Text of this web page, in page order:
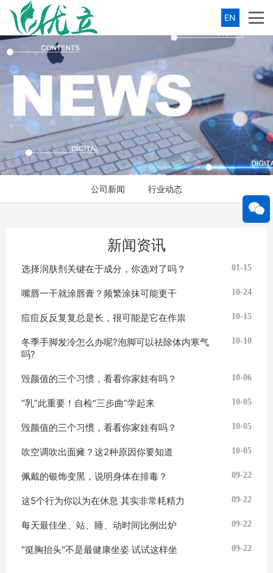
EN
公司新闻 行业动态
新闻资讯
选择润肤剂关键在于成分，你选对了吗？ 01-15
嘴唇一干就涂唇膏？频繁涂抹可能更干 10-24
痘痘反反复复总是长，很可能是它在作祟 10-15
冬季手脚发冷怎么办呢?泡脚可以祛除体内寒气
吗?
10-10
毁颜值的三个习惯，看看你家娃有吗？ 10-06
“乳”此重要！自检“三步曲”学起来 10-05
毁颜值的三个习惯，看看你家娃有吗？ 10-05
吹空调吹出面瘫？这2种原因你要知道 10-05
佩戴的银饰变黑，说明身体在排毒？ 09-22
这5个行为你以为在休息 其实非常耗精力 09-22
每天最佳坐、站、睡、动时间比例出炉 09-22
"挺胸抬头"不是最健康坐姿 试试这样坐 09-22